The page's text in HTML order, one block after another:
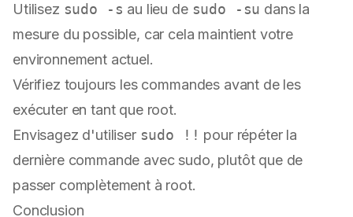
Utilisez sudo -s au lieu de sudo -su dans la
mesure du possible, car cela maintient votre
environnement actuel.
Vérifiez toujours les commandes avant de les
exécuter en tant que root.
Envisagez d'utiliser sudo !! pour répéter la
dernière commande avec sudo, plutôt que de
passer complètement à root.
Conclusion